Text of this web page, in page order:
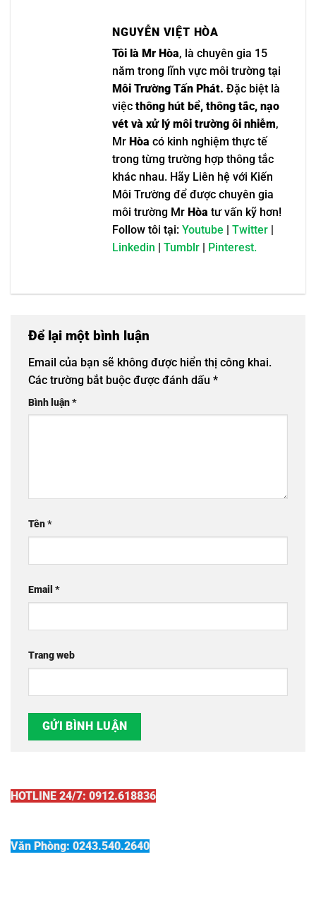
NGUYỄN VIỆT HÒA
Tôi là Mr Hòa, là chuyên gia 15
năm trong lĩnh vực môi trường tại
Môi Trường Tấn Phát. Đặc biệt là
việc thông hút bể, thông tắc, nạo
vét và xử lý môi trường ôi nhiễm,
Mr Hòa có kinh nghiệm thực tế
trong từng trường hợp thông tắc
khác nhau. Hãy Liên hệ với Kiến
Môi Trường để được chuyên gia
môi trường Mr Hòa tư vấn kỹ hơn!
Follow tôi tại: Youtube Twitter
Linkedin
Tumblr Pinterest.
Để lại một bình luận
Email của bạn sẽ không được hiển thị công khai.
Các trường bắt buộc được đánh dấu *
Bình luận*
Tên*
Email *
Trang web
HOTLINE 24/7: 0912.618836
Văn Phòng: 0243.540.2640